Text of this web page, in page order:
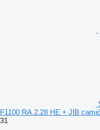
F1100 RA.2.28 HE + JIB
31